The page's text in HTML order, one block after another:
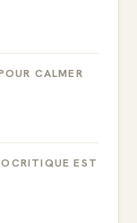
CALMER
EST